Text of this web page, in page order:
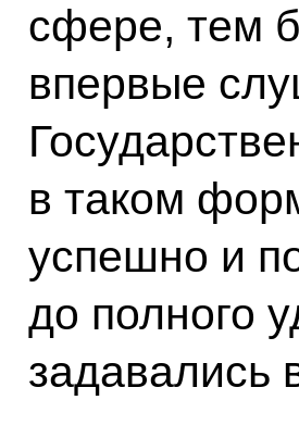
сфере, тем
впервые
в таком
успешно и
до полного
задавались